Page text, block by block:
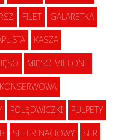
FILET GALARETKA
KASZA
MIĘSO MIELONE
POLĘDWICZKI PULPETY
SELER NACIOWY SER